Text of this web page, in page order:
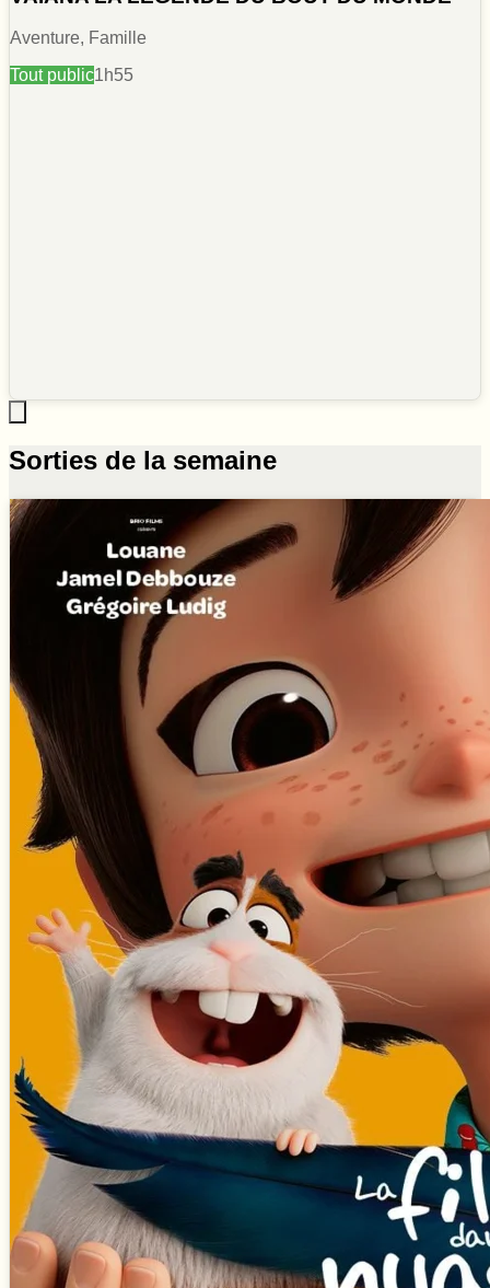
Aventure, Famille
Tout public1h55
Sorties de la semaine